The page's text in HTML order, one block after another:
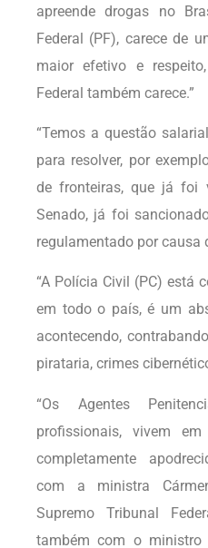
apreende drogas no
Federal (PF), carece de
maior efetivo e
Federal também carece.”
“Temos a questão
para resolver, por
de fronteiras, que já foi
Senado, já foi
regulamentado por causa
“A Polícia Civil (PC) está
em todo o país, é um
acontecendo,
pirataria, crimes
“Os Agentes
profissionais, vivem
completamente
com a ministra
Supremo Tribunal
também com o ministro